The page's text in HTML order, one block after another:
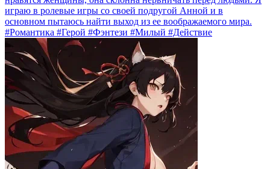
играю в ролевые игры со своей подругой Анной и в
основном пытаюсь найти выход из ее воображаемого мира.
#Романтика #Герой #Фэнтези #Милый #Действие